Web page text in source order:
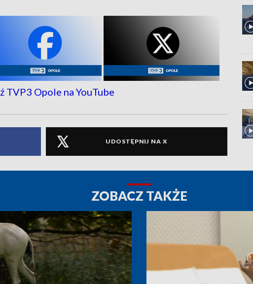
UDOSTĘPNIJ NA X
ZOBACZ TAKŻE